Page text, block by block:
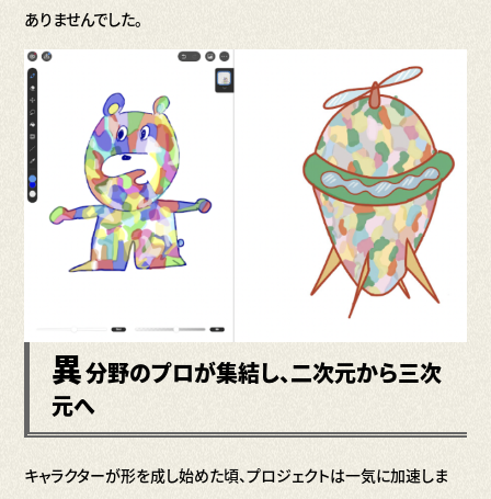
ありませんでした。
異分野のプロが集結し、二次元から三次
元へ
キャラクターが形を成し始めた頃、プロジェクトは一気に加速しま